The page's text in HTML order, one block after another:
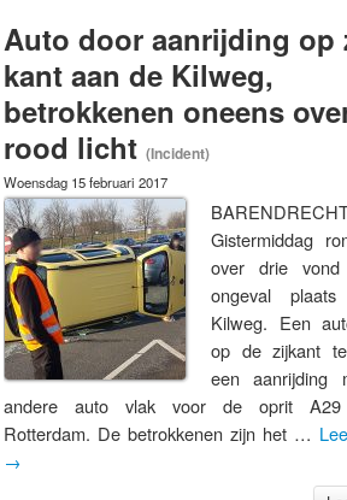
Auto door aanrijding op
kant aan de Kilweg,
betrokkenen oneens
rood licht (Incident)
Woensdag 15 februari 2017
Gistermiddag
over drie
ongeval
Kilweg. Een
op de zijkant
een aanrijding
andere auto vlak voor de oprit A29
Rotterdam. De betrokkenen zijn het …
→